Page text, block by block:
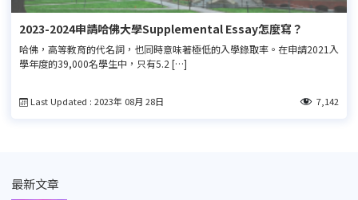
2023-2024申請哈佛大學Supplemental Essay怎麼寫？
哈佛，高等教育的代名詞，也同時意味著極低的入學錄取率。在申請2021入
學年度的39,000名學生中，只有5.2 […]
Last Updated : 2023年 08月 28日 7,142
最新文章